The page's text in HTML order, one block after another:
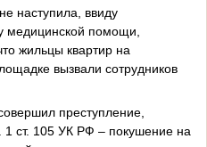
наступила, ввиду
медицинской помощи,
жильцы квартир на
вызвали сотрудников
преступление,
1 ст. 105 УК РФ – покушение на